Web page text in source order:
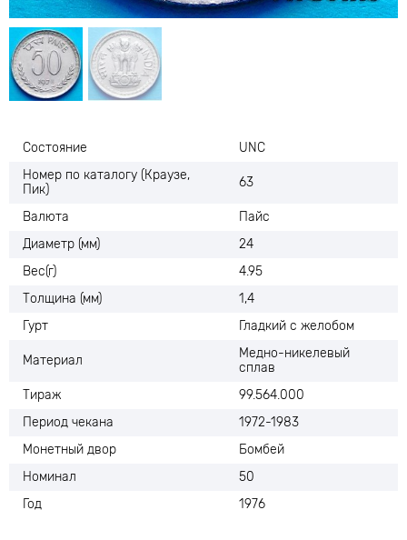
Состояние
UNC
Номер по каталогу (Краузе,
Пик)
63
Валюта
Пайс
Диаметр (мм)
24
Вес(г)
4.95
Толщина (мм)
1,4
Гурт
Гладкий с желобом
Материал
Медно-никелевый
сплав
Тираж
99.564.000
Период чекана
1972-1983
Монетный двор
Бомбей
Номинал
50
Год
1976